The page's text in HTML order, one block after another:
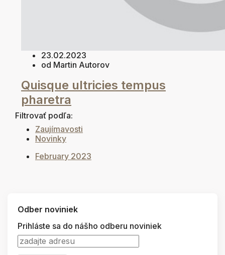
23.02.2023
od Martin Autorov
Quisque ultricies tempus
pharetra
Filtrovať podľa:
Zaujímavosti
Novinky
February 2023
Odber noviniek
Prihláste sa do nášho odberu noviniek